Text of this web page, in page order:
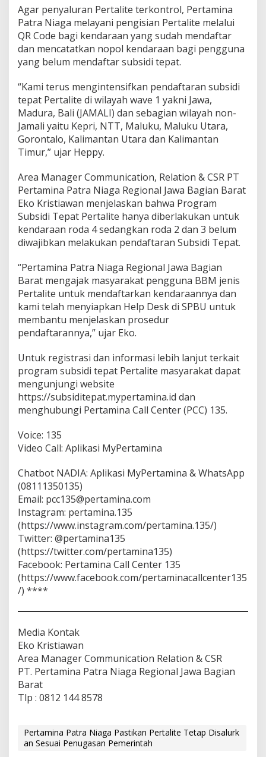
Agar penyaluran Pertalite terkontrol, Pertamina
Patra Niaga melayani pengisian Pertalite melalui
QR Code bagi kendaraan yang sudah mendaftar
dan mencatatkan nopol kendaraan bagi pengguna
yang belum mendaftar subsidi tepat.
“Kami terus mengintensifkan pendaftaran subsidi
tepat Pertalite di wilayah wave 1 yakni Jawa,
Madura, Bali (JAMALI) dan sebagian wilayah non-
Jamali yaitu Kepri, NTT, Maluku, Maluku Utara,
Gorontalo, Kalimantan Utara dan Kalimantan
Timur,” ujar Heppy.
Area Manager Communication, Relation & CSR PT
Pertamina Patra Niaga Regional Jawa Bagian Barat
Eko Kristiawan menjelaskan bahwa Program
Subsidi Tepat Pertalite hanya diberlakukan untuk
kendaraan roda 4 sedangkan roda 2 dan 3 belum
diwajibkan melakukan pendaftaran Subsidi Tepat.
“Pertamina Patra Niaga Regional Jawa Bagian
Barat mengajak masyarakat pengguna BBM jenis
Pertalite untuk mendaftarkan kendaraannya dan
kami telah menyiapkan Help Desk di SPBU untuk
membantu menjelaskan prosedur
pendaftarannya,” ujar Eko.
Untuk registrasi dan informasi lebih lanjut terkait
program subsidi tepat Pertalite masyarakat dapat
mengunjungi website
https://subsiditepat.mypertamina.id dan
menghubungi Pertamina Call Center (PCC) 135.
Voice: 135
Video Call: Aplikasi MyPertamina
Chatbot NADIA: Aplikasi MyPertamina & WhatsApp
(08111350135)
Email: pcc135@pertamina.com
Instagram: pertamina.135
(https://www.instagram.com/pertamina.135/)
Twitter: @pertamina135
(https://twitter.com/pertamina135)
Facebook: Pertamina Call Center 135
(https://www.facebook.com/pertaminacallcenter135
/) ****
Media Kontak
Eko Kristiawan
Area Manager Communication Relation & CSR
PT. Pertamina Patra Niaga Regional Jawa Bagian
Barat
Tlp : 0812 144 8578
Pertamina Patra Niaga Pastikan Pertalite Tetap Disalurk
an Sesuai Penugasan Pemerintah